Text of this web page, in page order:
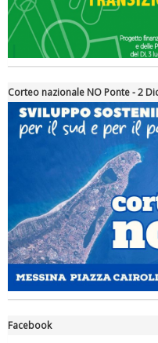
Ddl Lobby, Uisp: “Il
Corteo nazionale NO Ponte - 2
Facebook